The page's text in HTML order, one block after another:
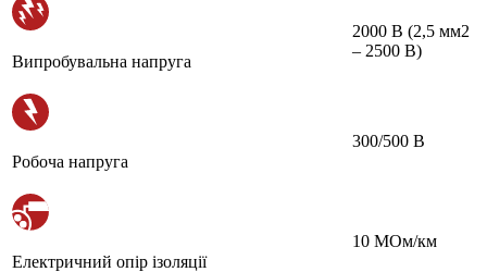
Випробувальна напруга
2000 В (2,5 мм2
– 2500 В)
Робоча напруга
300/500 В
Електричний опір ізоляції
10 МОм/км